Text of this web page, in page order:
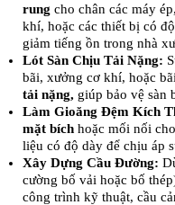
rung cho chân các máy
khí, hoặc các thiết bị có
giảm tiếng ồn trong nhà
Lót Sàn Chịu Tải Nặng:
bãi, xưởng cơ khí, hoặc
tải nặng, giúp bảo vệ sàn
Làm Gioăng Đệm Kích
mặt bích hoặc mối nối
liệu có độ dày để chịu áp
Xây Dựng Cầu Đường:
cường bố vải hoặc bố
công trình kỹ thuật, cầu